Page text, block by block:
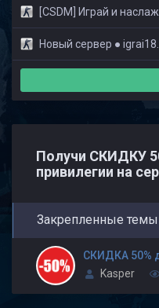
[CSDM] Играй и
Новый сервер ●
Получи СКИДКУ
привилегии на
Закрепленные темы
Kasper